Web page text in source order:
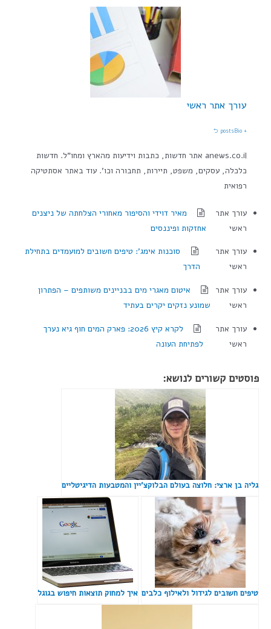
עורך אתר ראשי
+ posts
Bio ⮌
anews.co.il אתר חדשות, כתבות וידיעות מהארץ ומחו"ל. חדשות
כלכלה, עסקים, משפט, תיירות, תחבורה וכו'. עוד באתר אסתטיקה
רפואית
עורך אתר
ראשי
מאיר דוידי והסיפור מאחורי הצלחתה של ניצנים
אחזקות ופיננסים
עורך אתר
ראשי
סוכנות אימג': טיפים חשובים למועמדים בתחילת
הדרך
עורך אתר
ראשי
איטום מאגרי מים בבניינים משותפים – הפתרון
שמונע נזקים יקרים בעתיד
עורך אתר
ראשי
לקרא קיץ 2026: פארק המים חוף גיא נערך
לפתיחת העונה
פוסטים קשורים לנושא:
גליה בן ארצי: חלוצה בעולם הבלוקצ'יין והמטבעות הדיגיטליים
טיפים חשובים לגידול ולאילוף כלבים איך למחוק תוצאות חיפוש בגוגל